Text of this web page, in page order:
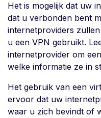
Het is mogelijk dat uw
dat u verbonden bent
internetproviders
u een VPN gebruikt.
internetprovider om
welke informatie ze in
Het gebruik van een
ervoor dat uw
waar u zich bevindt of